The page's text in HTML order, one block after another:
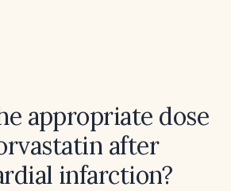
appropriate dose
after
infarction?